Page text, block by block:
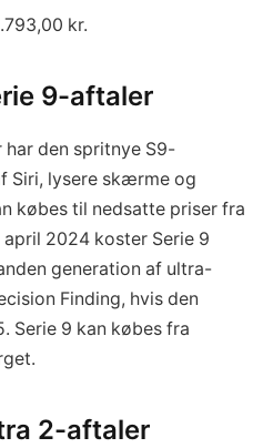
kr.
9-aftaler
har den spritnye S9-
Siri, lysere skærme og
købes til nedsatte priser fra
2024 koster Serie 9
generation af ultra-
Finding, hvis den
Serie 9 kan købes fra
2-aftaler